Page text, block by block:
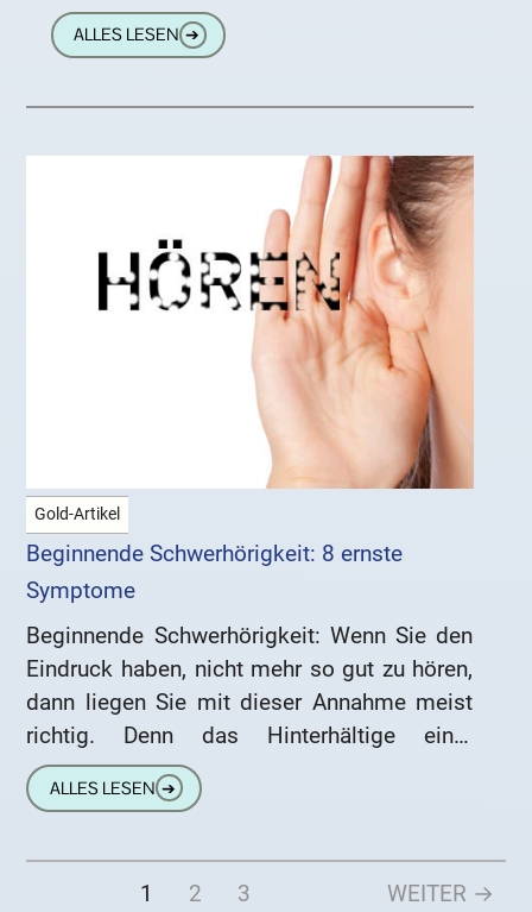
hierbei zu Gangunsicherheiten. Besonders
problematisch wird
ALLES LESEN ➔
Gold-Artikel
Beginnende Schwerhörigkeit: 8 ernste
Symptome
Beginnende Schwerhörigkeit: Wenn Sie den
Eindruck haben, nicht mehr so gut zu hören,
dann liegen Sie mit dieser Annahme meist
richtig. Denn das Hinterhältige einer
beginnenden Schwerhörigkeit ist, dass die
ALLES LESEN ➔
1 2 3 WEITER →